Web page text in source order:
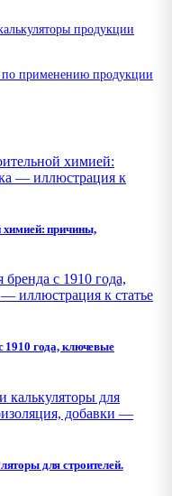
продукции
применению продукции
химией: причины,
1910 года, ключевые
для строителей.